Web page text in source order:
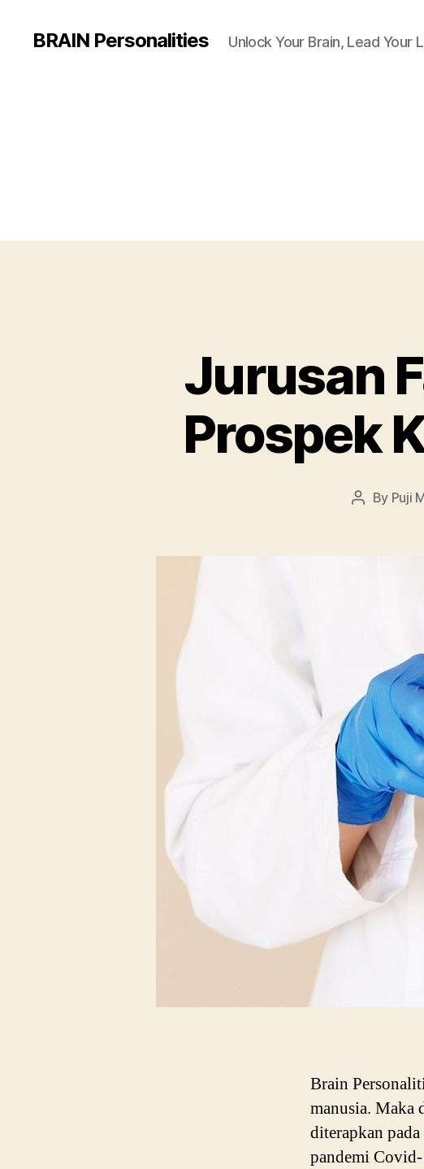
BRAIN Personalities Unlock Your Brain, Lead Your
Jurusan
Prospek
Post
By Puji
Brain
manusia. Maka
diterapkan
pandemi Covid-